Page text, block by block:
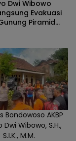
Dwi Wibowo
Evakuasi
Piramid
Bondowoso AKBP
Dwi Wibowo, S.H.,
S.I.K., M.M.